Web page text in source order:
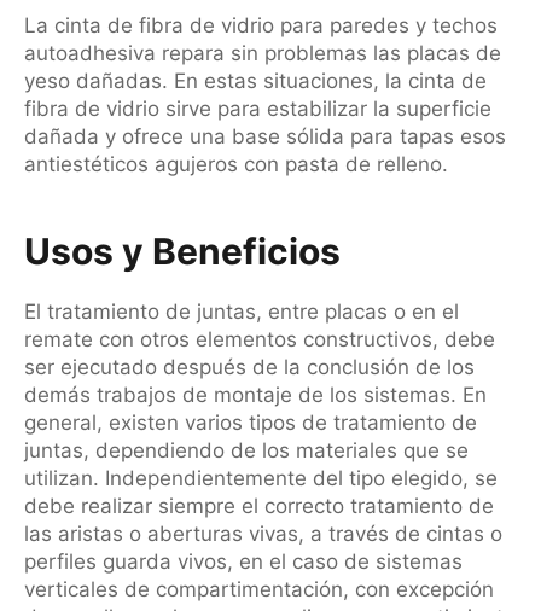
La cinta de fibra de vidrio para paredes y techos
autoadhesiva repara sin problemas las placas de
yeso dañadas. En estas situaciones, la cinta de
fibra de vidrio sirve para estabilizar la superficie
dañada y ofrece una base sólida para tapas esos
antiestéticos agujeros con pasta de relleno.
Usos y Beneficios
El tratamiento de juntas, entre placas o en el
remate con otros elementos constructivos, debe
ser ejecutado después de la conclusión de los
demás trabajos de montaje de los sistemas. En
general, existen varios tipos de tratamiento de
juntas, dependiendo de los materiales que se
utilizan. Independientemente del tipo elegido, se
debe realizar siempre el correcto tratamiento de
las aristas o aberturas vivas, a través de cintas o
perfiles guarda vivos, en el caso de sistemas
verticales de compartimentación, con excepción